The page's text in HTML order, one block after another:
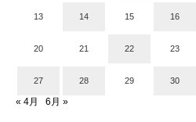
13 14 15 16
20 21 22 23
27 28 29 30
« 4月 6月 »